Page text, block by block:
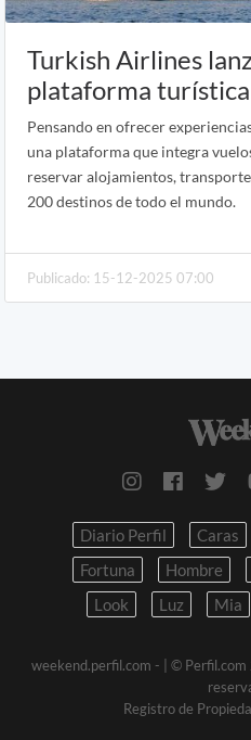
Turkish Airlines
plataforma turística
Pensando en ofrecer
una plataforma que integra
reservar alojamientos,
200 destinos de todo el mundo.
Publicado: 15-12-2025 07:00
Diario Perfil Caras
Fortuna
Hombre
Look
Luz Mia
weekend.perfil.com -
| ©
Registro de